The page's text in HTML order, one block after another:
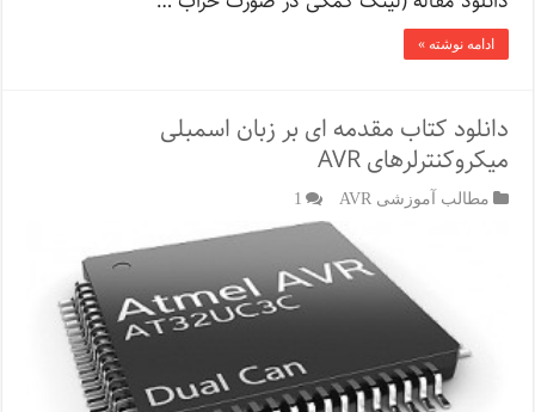
ادامه نوشته »
دانلود کتاب مقدمه ای بر زبان اسمبلی
میکروکنترلرهای AVR
مطالب آموزشی AVR 1